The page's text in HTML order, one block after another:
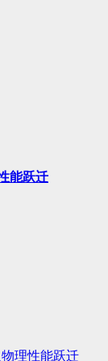
能跃迁
理性能跃迁